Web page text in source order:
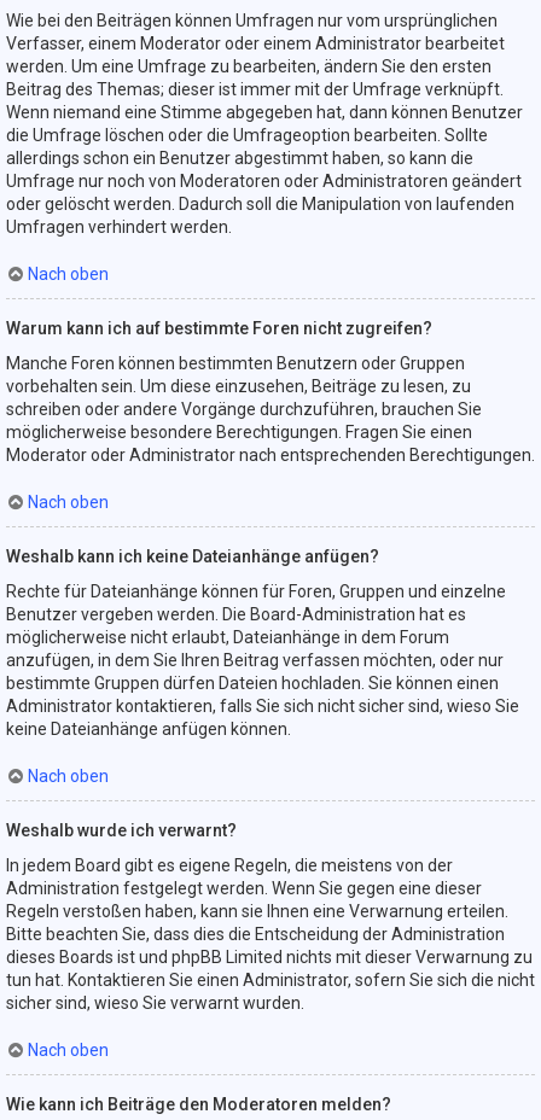
Wie bei den Beiträgen können Umfragen nur vom ursprünglichen
Verfasser, einem Moderator oder einem Administrator bearbeitet
werden. Um eine Umfrage zu bearbeiten, ändern Sie den ersten
Beitrag des Themas; dieser ist immer mit der Umfrage verknüpft.
Wenn niemand eine Stimme abgegeben hat, dann können Benutzer
die Umfrage löschen oder die Umfrageoption bearbeiten. Sollte
allerdings schon ein Benutzer abgestimmt haben, so kann die
Umfrage nur noch von Moderatoren oder Administratoren geändert
oder gelöscht werden. Dadurch soll die Manipulation von laufenden
Umfragen verhindert werden.
Nach oben
Warum kann ich auf bestimmte Foren nicht zugreifen?
Manche Foren können bestimmten Benutzern oder Gruppen
vorbehalten sein. Um diese einzusehen, Beiträge zu lesen, zu
schreiben oder andere Vorgänge durchzuführen, brauchen Sie
möglicherweise besondere Berechtigungen. Fragen Sie einen
Moderator oder Administrator nach entsprechenden Berechtigungen.
Nach oben
Weshalb kann ich keine Dateianhänge anfügen?
Rechte für Dateianhänge können für Foren, Gruppen und einzelne
Benutzer vergeben werden. Die Board-Administration hat es
möglicherweise nicht erlaubt, Dateianhänge in dem Forum
anzufügen, in dem Sie Ihren Beitrag verfassen möchten, oder nur
bestimmte Gruppen dürfen Dateien hochladen. Sie können einen
Administrator kontaktieren, falls Sie sich nicht sicher sind, wieso Sie
keine Dateianhänge anfügen können.
Nach oben
Weshalb wurde ich verwarnt?
In jedem Board gibt es eigene Regeln, die meistens von der
Administration festgelegt werden. Wenn Sie gegen eine dieser
Regeln verstoßen haben, kann sie Ihnen eine Verwarnung erteilen.
Bitte beachten Sie, dass dies die Entscheidung der Administration
dieses Boards ist und phpBB Limited nichts mit dieser Verwarnung zu
tun hat. Kontaktieren Sie einen Administrator, sofern Sie sich die nicht
sicher sind, wieso Sie verwarnt wurden.
Nach oben
Wie kann ich Beiträge den Moderatoren melden?